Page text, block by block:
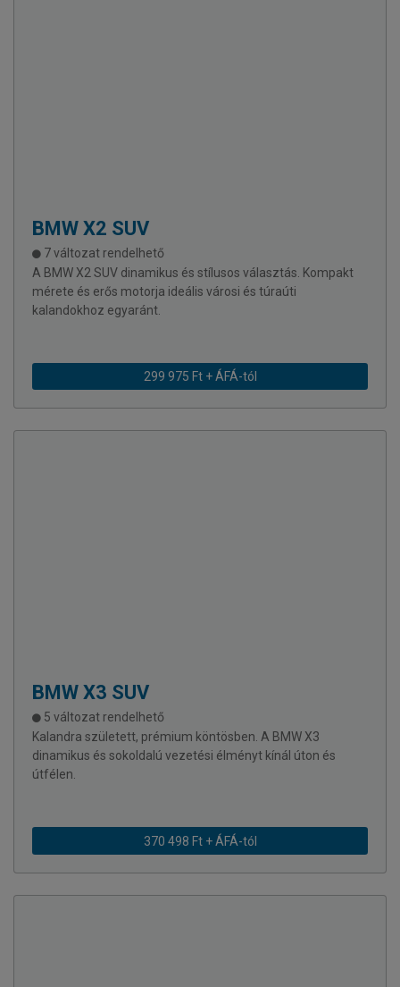
BMW X2 SUV
7 változat rendelhető
A BMW X2 SUV dinamikus és stílusos választás. Kompakt
mérete és erős motorja ideális városi és túraúti
kalandokhoz egyaránt.
299 975 Ft + ÁFÁ-tól
BMW X3 SUV
5 változat rendelhető
Kalandra született, prémium köntösben. A BMW X3
dinamikus és sokoldalú vezetési élményt kínál úton és
útfélen.
370 498 Ft + ÁFÁ-tól